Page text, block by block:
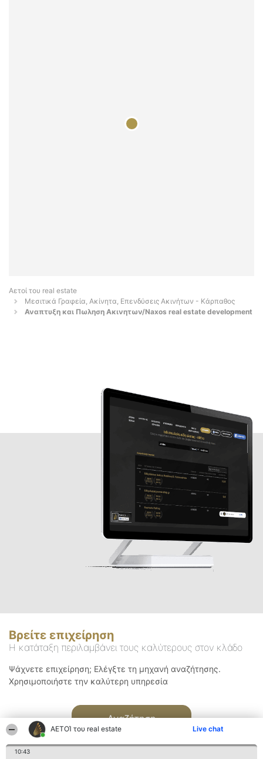
ΑΕΤΟΊ του real estate Live chat
10:43
Αετοί του real estate
Μεσιτικά Γραφεία, Ακίνητα, Επενδύσεις Ακινήτων - Κάρπαθος
Αναπτυξη και Πωληση Ακινητων/Naxos real estate development
Βρείτε επιχείρηση
Η κατάταξη περιλαμβάνει τους καλύτερους στον κλάδο
Ψάχνετε επιχείρηση; Ελέγξτε τη μηχανή αναζήτησης.
Χρησιμοποιήστε την καλύτερη υπηρεσία
Αναζήτηση